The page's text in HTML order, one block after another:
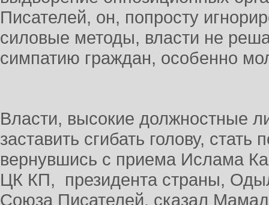
Писателей, он, попросту
силовые методы, власти не
симпатию граждан, особенно
Власти, высокие должностные
заставить сгибать голову,
вернувшись с приема Ислама
ЦК КП, президента страны,
Союза Писателей, сказал